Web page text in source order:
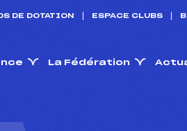
DE DOTATION ESPACE CLUBS
La Fédération